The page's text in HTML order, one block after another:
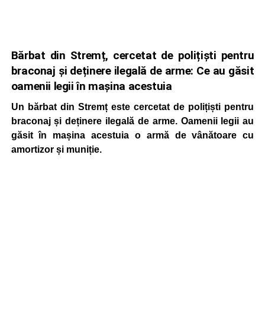
Bărbat din Stremț, cercetat de polițiști pentru
braconaj și deținere ilegală de arme: Ce au găsit
oamenii legii în mașina acestuia
Un bărbat din Stremț este cercetat de polițiști pentru
braconaj și deținere ilegală de arme. Oamenii legii au
găsit în mașina acestuia o armă de vânătoare cu
amortizor și muniție.